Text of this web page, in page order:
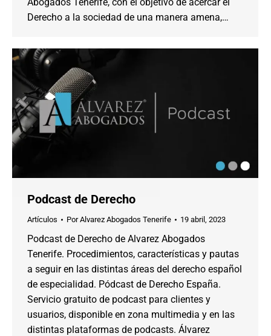
Derecho a la sociedad de una manera amena,…
Podcast de Derecho
Artículos PorAlvarez Abogados Tenerife 19 abril, 2023
Podcast de Derecho de Alvarez Abogados
Tenerife. Procedimientos, características y pautas
a seguir en las distintas áreas del derecho español
de especialidad. Pódcast de Derecho España.
Servicio gratuito de podcast para clientes y
usuarios, disponible en zona multimedia y en las
distintas plataformas de podcasts. Álvarez